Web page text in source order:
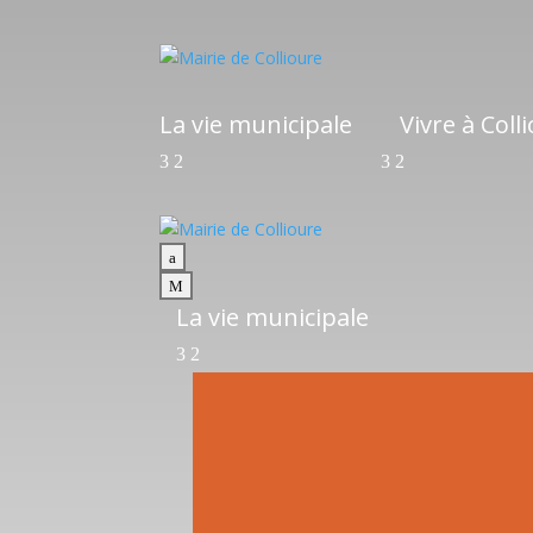
La vie municipale Vivre à
a
M
La vie municipale